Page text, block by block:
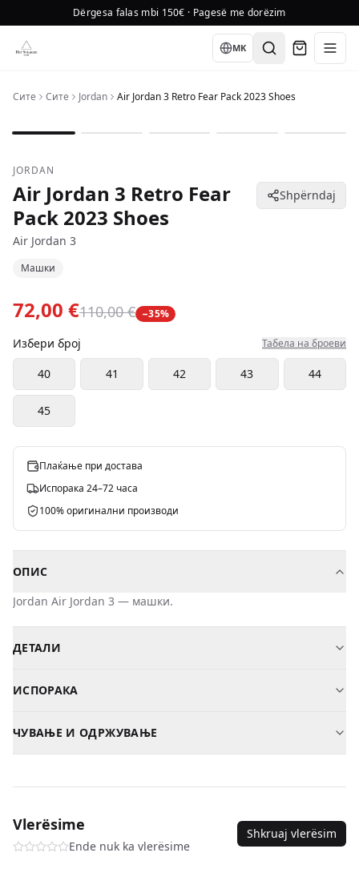
Dërgesa falas mbi 150€ · Pagesë me dorëzim
Language
MK
Сите Сите Jordan Air Jordan 3 Retro Fear Pack 2023 Shoes
JORDAN
Air Jordan 3 Retro Fear
Pack 2023 Shoes
Shpërndaj
Air Jordan 3
Машки
72,00 €110,00 € −35%
Избери број Табела на броеви
40 41 42 43 44
45
Плаќање при достава
Испорака 24–72 часа
100% оригинални производи
ОПИС
Jordan Air Jordan 3 — машки.
ДЕТАЛИ
Модел
Квалитетна кожа / текстил
ИСПОРАКА
Албанија — 3-5 дена—5,00 €
ЧУВАЊЕ И ОДРЖУВАЊЕ
Vlerësime
Ende nuk ka vlerësime
Shkruaj vlerësim